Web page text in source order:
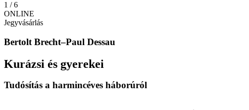
1 /6
ONLINE
Jegyvásárlás
Bertolt Brecht–Paul Dessau
Kurázsi és gyerekei
Tudósítás a harmincéves háborúról